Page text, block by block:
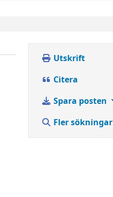
Utskrift
Citera
Spara posten
Fler sökningar